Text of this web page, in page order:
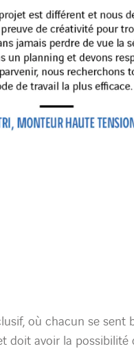
où chacun se
doit avoir la